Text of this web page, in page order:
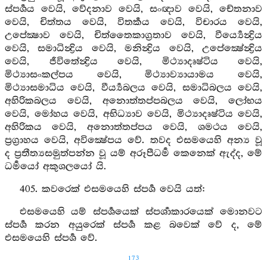
ස්පර්‍ශය වෙයි, වේදනාව වෙයි, සංඥාව වෙයි, චේතනාව
වෙයි, චිත්තය වෙයි, විතර්‍කය වෙයි, විචාරය වෙයි,
උපේක්‍ෂාව වෙයි, චිත්තෛකාග්‍රතාව වෙයි, වීර්‍ය්‍යෙන්‍ද්‍රිය
වෙයි, සමාධින්‍ද්‍රිය වෙයි, මනින්‍ද්‍රිය වෙයි, උපේක්‍ෂේන්‍ද්‍රිය
වෙයි, ජීවිතේන්‍ද්‍රිය වෙයි, මිථ්‍යාදෘෂ්ටිය වෙයි,
මිථ්‍යාසංකල්පය වෙයි, මිථ්‍යාව්‍යායාමය වෙයි,
මිථ්‍යාසමාධිය වෙයි, වීර්‍ය්‍යබලය වෙයි, සමාධිබලය වෙයි,
අහිරිකබලය වෙයි, අනොත්තප්පබලය වෙයි, ලෝභය
වෙයි, මෝහය වෙයි, අභිධ්‍යාව වෙයි, මිථ්‍යාදෘෂ්ටිය වෙයි,
අහිරිකය වෙයි, අනොත්තප්පය වෙයි, ශමථය වෙයි,
ප්‍රග්‍රාහය වෙයි, අවික්‍ෂේපය වේ. තවද එසමයෙහි අන්‍ය වූ
ද ප්‍රතීත්‍යසමුත්පන්න වූ යම් අරූපීධර්‍ම කෙනෙක් ඇද්ද, මේ
ධර්‍මයෝ අකුශලයෝ යි.
405. කවරෙක් එසමයෙහි ස්පර්‍ශ වෙයි යත්:
එසමයෙහි යම් ස්පර්‍ශයෙක් ස්පර්‍ශාකාරයෙක් මොනවට
ස්පර්‍ශ කරන අයුරෙක් ස්පර්‍ශ කළ බවෙක් වේ ද, මේ
එසමයෙහි ස්පර්‍ශ වේ.
173